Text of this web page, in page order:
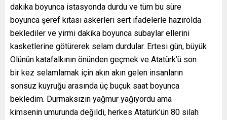
dakika boyunca istasyonda durdu ve tüm bu süre
boyunca şeref kıtası askerleri sert ifadelerle hazırolda
beklediler ve yirmi dakika boyunca subaylar ellerini
kasketlerine götürerek selam durdular. Ertesi gün, büyük
Ölünün katafalkının önünden geçmek ve Atatürk’ü son
bir kez selamlamak için akın akın gelen insanların
sonsuz kuyruğu arasında üç buçuk saat boyunca
bekledim. Durmaksızın yağmur yağıyordu ama
kimsenin umurunda değildi, herkes Atatürk’ün 80 silah